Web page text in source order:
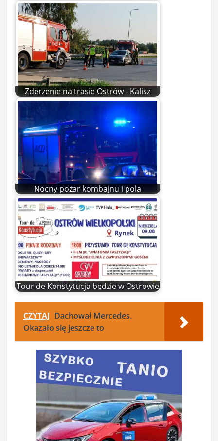
Zderzenie na trasie Ostrów - Kalisz
Nocny pożar kombajnu i pola
Tour de Konstytucja będzie w Ostrowie
CZYTAJ Dachował Mercedes.
Okazało się jeszcze to